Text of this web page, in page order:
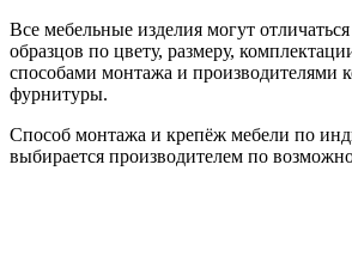
Все мебельные изделия могут
образцов по цвету, размеру,
способами монтажа и производителями
фурнитуры.
Способ монтажа и крепёж мебели по
выбирается производителем по